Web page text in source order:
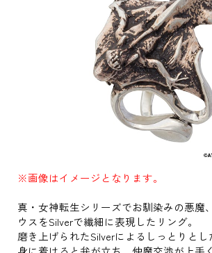
※画像はイメージとなります。
真・女神転生シリーズでお馴染みの悪魔
ウスをSilverで繊細に表現したリング。
磨き上げられたSilverによるしっとりとし